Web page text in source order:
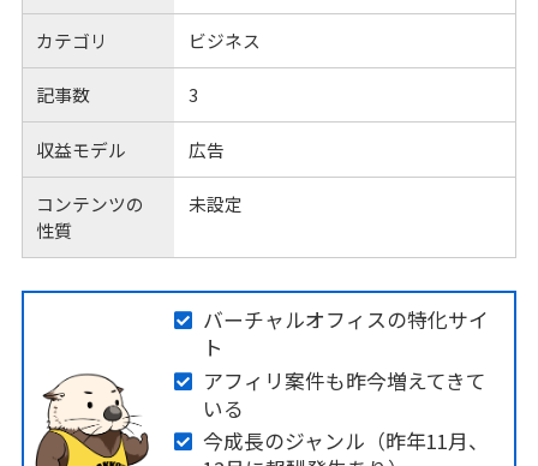
カテゴリ ビジネス
記事数 3
収益モデル 広告
コンテンツの
性質
未設定
バーチャルオフィスの特化サイ
ト
アフィリ案件も昨今増えてきて
いる
今成長のジャンル（昨年11月、